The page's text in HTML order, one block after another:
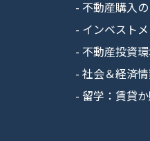
不動産購入
インベスト
不動産投資
社会＆経済
留学：賃貸